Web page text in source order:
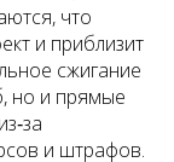
что
и приблизит
сжигание
но и прямые
и штрафов.